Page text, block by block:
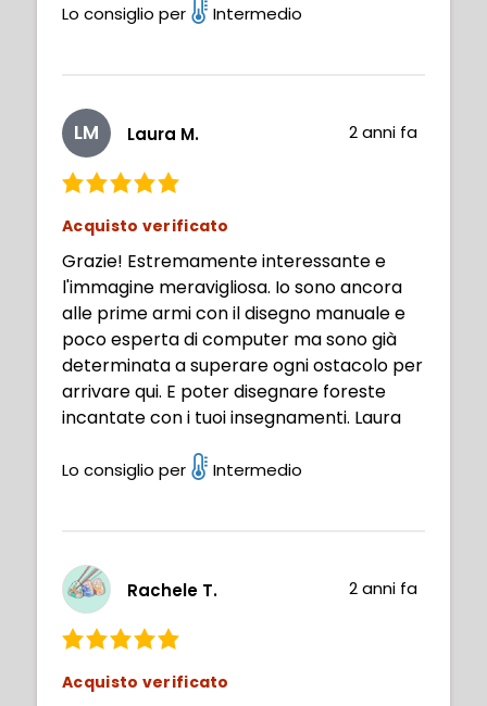
Lo consiglio per Intermedio
LM Laura M. 2 anni fa
Acquisto verificato
Grazie! Estremamente interessante e
l'immagine meravigliosa. Io sono ancora
alle prime armi con il disegno manuale e
poco esperta di computer ma sono già
determinata a superare ogni ostacolo per
arrivare qui. E poter disegnare foreste
incantate con i tuoi insegnamenti. Laura
Lo consiglio per Intermedio
Rachele T. 2 anni fa
Acquisto verificato